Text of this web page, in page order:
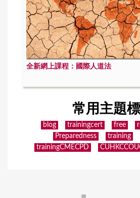
全新網上課程：國際人道法
常用主題
blog trainingcert free
Preparedness
training
trainingCMECPD